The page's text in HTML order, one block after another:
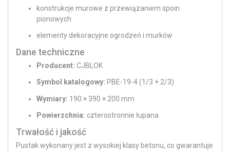
konstrukcje murowe z przewiązaniem spoin
pionowych
elementy dekoracyjne ogrodzeń i murków
Dane techniczne
Producent: CJBLOK
Symbol katalogowy: PBE-19-4 (1/3 + 2/3)
Wymiary: 190 × 390 × 200 mm
Powierzchnia: czterostronnie łupana
Trwałość i jakość
Pustak wykonany jest z wysokiej klasy betonu, co gwarantuje